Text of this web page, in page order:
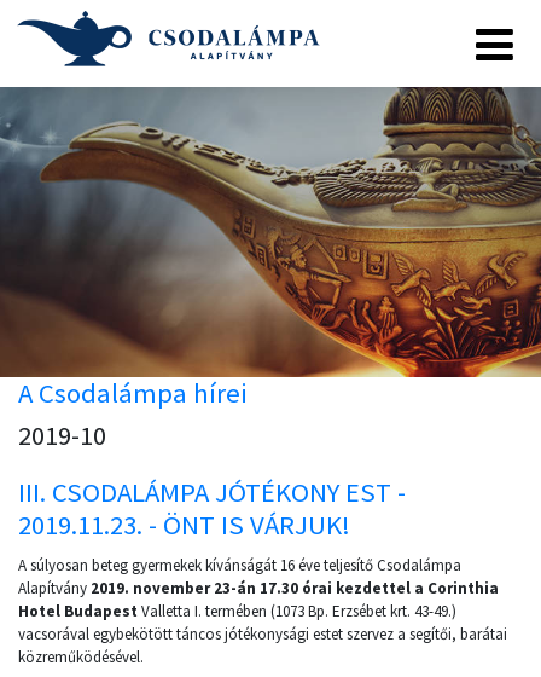
A Csodalámpa hírei
2019-10
III. CSODALÁMPA JÓTÉKONY EST -
2019.11.23. - ÖNT IS VÁRJUK!
A súlyosan beteg gyermekek kívánságát 16 éve teljesítő Csodalámpa
Alapítvány 2019. november 23-án 17.30 órai kezdettel a Corinthia
Hotel Budapest Valletta I. termében (1073 Bp. Erzsébet krt. 43-49.)
vacsorával egybekötött táncos jótékonysági estet szervez a segítői, barátai
közreműködésével.